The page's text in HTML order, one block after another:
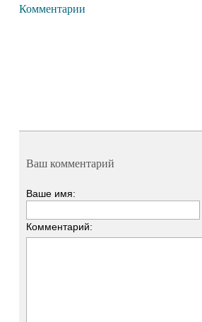
Комментарии
Ваш комментарий
Ваше имя:
Комментарий: